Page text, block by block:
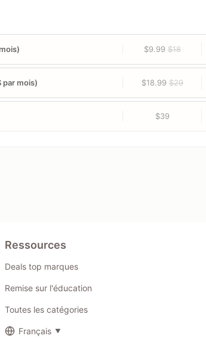
$9.99 $18
par mois) $18.99 $29
$39
Ressources
Deals top marques
Remise sur l'éducation
Toutes les catégories
Français